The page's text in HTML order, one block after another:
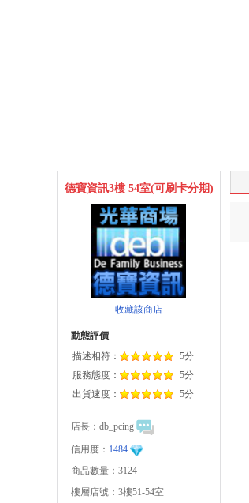
德寶資訊3樓 54室(可刷卡分期)
收藏該商店
動態評價
描述相符：
5分
服務態度：
5分
出貨速度：
5分
店長： db_pcing
信用度： 1484
商品數量：3124
樓層店號：3樓51-54室